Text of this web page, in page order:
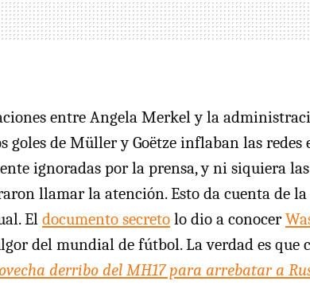
entre Angela Merkel y la
goles de Müller y Goëtze inflaban las redes
ignoradas por la prensa, y ni siquiera
llamar la atención. Esto da cuenta de
El documento secreto lo dio a conocer
del mundial de fútbol. La verdad es que
derribo del MH17 para arrebatar a